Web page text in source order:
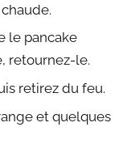
le pancake
retournez-le.
retirez du feu.
et quelques